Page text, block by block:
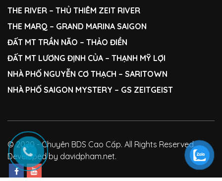
THE RIVER – THỦ THIÊM ZEIT RIVER
THE MARQ – GRAND MARINA SAIGON
ĐẤT MT TRẦN NÃO – THẢO ĐIỀN
ĐẤT MT LƯƠNG ĐỊNH CỦA – THẠNH MỸ LỢI
NHÀ PHỐ NGUYỄN CƠ THẠCH – SARITOWN
NHÀ PHỐ SAIGON MYSTERY – GS ZEITGEIST
© 2020 - Chuyên BDS Cao Cấp. All Rights Reserved.
Developed by davidpham.net.